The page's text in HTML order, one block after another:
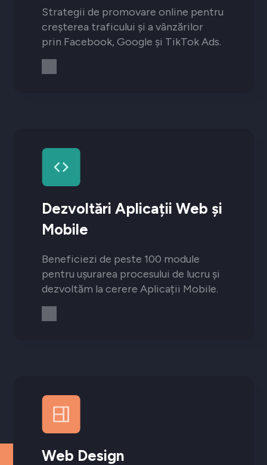
Strategii de promovare online pentru
creșterea traficului și a vânzărilor
prin Facebook, Google și TikTok Ads.
Dezvoltări Aplicații Web și
Mobile
Beneficiezi de peste 100 module
pentru ușurarea procesului de lucru și
dezvoltăm la cerere Aplicații Mobile.
Web Design